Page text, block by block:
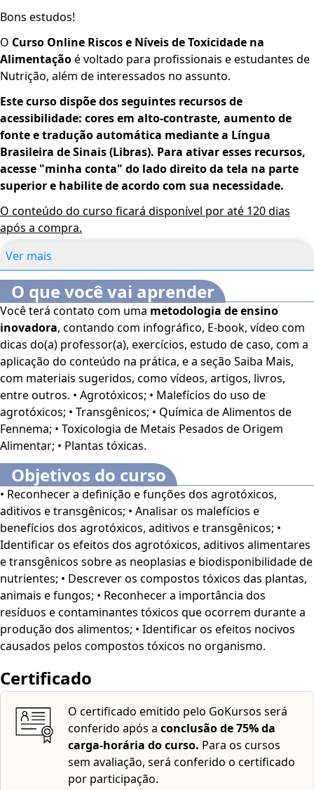
Bons estudos!
O Curso Online Riscos e Níveis de Toxicidade na
Alimentaçãoé voltado para profissionais e estudantes de
Nutrição, além de interessados no assunto.
Este curso dispõe dos seguintes recursos de
acessibilidade: cores em alto-contraste, aumento de
fonte e tradução automática mediante a Língua
Brasileira de Sinais (Libras). Para ativar esses recursos,
acesse "minha conta" do lado direito da tela na parte
superior e habilite de acordo com sua necessidade.
O conteúdo do curso ficará disponível por até 120 dias
após a compra.
Ver mais
O que você vai aprender
Você terá contato com uma metodologia de ensino
inovadora, contando com infográfico, E-book, vídeo com
dicas do(a) professor(a), exercícios, estudo de caso, com a
aplicação do conteúdo na prática, e a seção Saiba Mais,
com materiais sugeridos, como vídeos, artigos, livros,
entre outros. • Agrotóxicos; • Malefícios do uso de
agrotóxicos; • Transgênicos; • Química de Alimentos de
Fennema; • Toxicologia de Metais Pesados de Origem
Alimentar; • Plantas tóxicas.
Objetivos do curso
• Reconhecer a definição e funções dos agrotóxicos,
aditivos e transgênicos; • Analisar os malefícios e
benefícios dos agrotóxicos, aditivos e transgênicos; •
Identificar os efeitos dos agrotóxicos, aditivos alimentares
e transgênicos sobre as neoplasias e biodisponibilidade de
nutrientes; • Descrever os compostos tóxicos das plantas,
animais e fungos; • Reconhecer a importância dos
resíduos e contaminantes tóxicos que ocorrem durante a
produção dos alimentos; • Identificar os efeitos nocivos
causados pelos compostos tóxicos no organismo.
Certificado
O certificado emitido pelo GoKursos será
conferido após a conclusão de 75% da
carga-horária do curso. Para os cursos
sem avaliação, será conferido o certificado
por participação.